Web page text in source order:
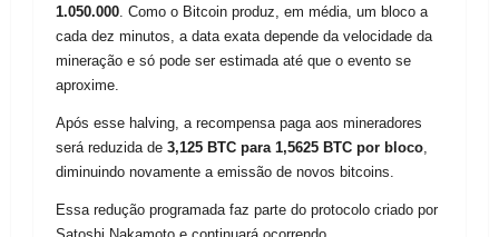
1.050.000 . Como o Bitcoin produz, em média, um bloco a
cada dez minutos, a data exata depende da velocidade da
mineração e só pode ser estimada até que o evento se
aproxime.
Após esse halving, a recompensa paga aos mineradores
será reduzida de 3,125 BTC para 1,5625 BTC por bloco
diminuindo novamente a emissão de novos bitcoins.
Essa redução programada faz parte do protocolo criado por